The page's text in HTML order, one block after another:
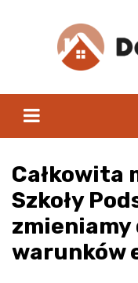
Całkowita
Szkoły
zmieniamy
warunków